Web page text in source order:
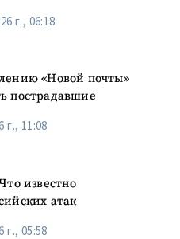
г., 06:18
«Новой почты»
пострадавшие
г., 11:08
известно
атак
г., 05:58